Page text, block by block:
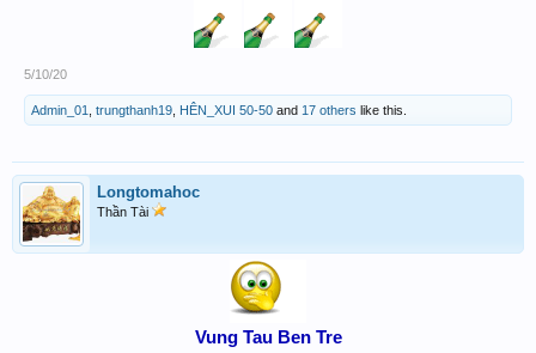
5/10/20
Admin_01 trungthanh19 HÊN_XUI 50-50 and 17 others like this.
Longtomahoc
Thần Tài
Vung Tau Ben Tre